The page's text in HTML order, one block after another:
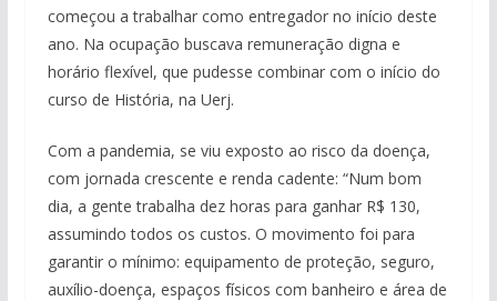
começou a trabalhar como entregador no início deste
ano. Na ocupação buscava remuneração digna e
horário flexível, que pudesse combinar com o início do
curso de História, na Uerj.
Com a pandemia, se viu exposto ao risco da doença,
com jornada crescente e renda cadente: “Num bom
dia, a gente trabalha dez horas para ganhar R$ 130,
assumindo todos os custos. O movimento foi para
garantir o mínimo: equipamento de proteção, seguro,
auxílio-doença, espaços físicos com banheiro e área de